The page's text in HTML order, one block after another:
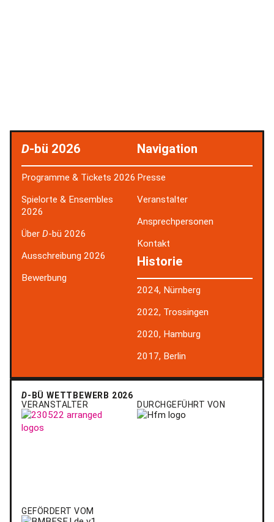
D-bü 2026
Programme & Tickets 2026
Spielorte & Ensembles
2026
Über D-bü 2026
Ausschreibung 2026
Bewerbung
Navigation
Presse
Veranstalter
Ansprechpersonen
Kontakt
Historie
2024, Nürnberg
2022, Trossingen
2020, Hamburg
2017, Berlin
D-BÜ WETTBEWERB 2026
VERANSTALTER
DURCHGEFÜHRT VON
GEFÖRDERT VOM